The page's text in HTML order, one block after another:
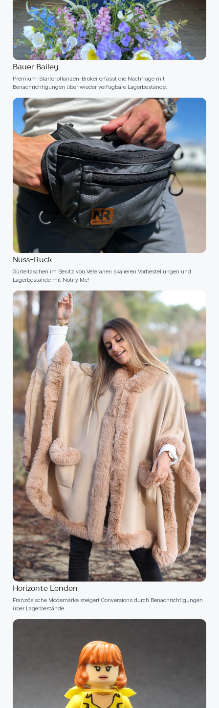
Bauer Bailey
Premium-Starterpflanzen-Broker erfasst die Nachfrage mit
Benachrichtigungen über wieder verfügbare Lagerbestände.
Nuss-Ruck
Gürteltaschen im Besitz von Veteranen skalieren Vorbestellungen und
Lagerbestände mit Notify Me!
Horizonte Lenden
Französische Modemarke steigert Conversions durch Benachrichtigungen
über Lagerbestände.